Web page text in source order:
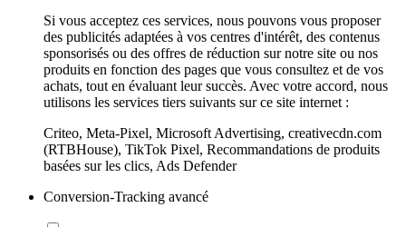
Si vous acceptez ces services, nous pouvons vous proposer
des publicités adaptées à vos centres d'intérêt, des contenus
sponsorisés ou des offres de réduction sur notre site ou nos
produits en fonction des pages que vous consultez et de vos
achats, tout en évaluant leur succès. Avec votre accord, nous
utilisons les services tiers suivants sur ce site internet :
Criteo, Meta-Pixel, Microsoft Advertising, creativecdn.com
(RTBHouse), TikTok Pixel, Recommandations de produits
basées sur les clics, Ads Defender
Conversion-Tracking avancé